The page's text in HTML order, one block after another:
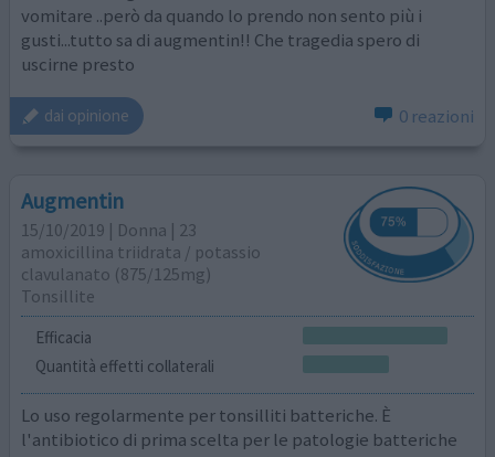
vomitare ..però da quando lo prendo non sento più i
gusti...tutto sa di augmentin!! Che tragedia spero di
uscirne presto
dai opinione 0 reazioni
Augmentin
15/10/2019 | Donna | 23
amoxicillina triidrata / potassio
clavulanato (875/125mg)
Tonsillite
Efficacia
Quantità effetti collaterali
Lo uso regolarmente per tonsilliti batteriche. È
l'antibiotico di prima scelta per le patologie batteriche